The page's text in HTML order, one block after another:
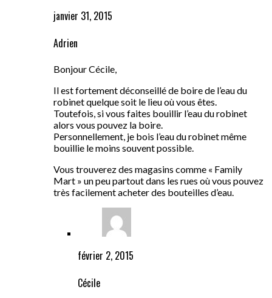
janvier 31, 2015
Adrien
Bonjour Cécile,
Il est fortement déconseillé de boire de l’eau du
robinet quelque soit le lieu où vous êtes.
Toutefois, si vous faites bouillir l’eau du robinet
alors vous pouvez la boire.
Personnellement, je bois l’eau du robinet même
bouillie le moins souvent possible.
Vous trouverez des magasins comme « Family
Mart » un peu partout dans les rues où vous pouvez
très facilement acheter des bouteilles d’eau.
février 2, 2015
Cécile